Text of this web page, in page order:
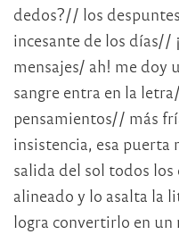
dedos?// los
incesante de los días//
mensajes/ ah! me doy
sangre entra en la
pensamientos// más
insistencia, esa puerta
salida del sol todos
alineado y lo asalta la
logra convertirlo en un